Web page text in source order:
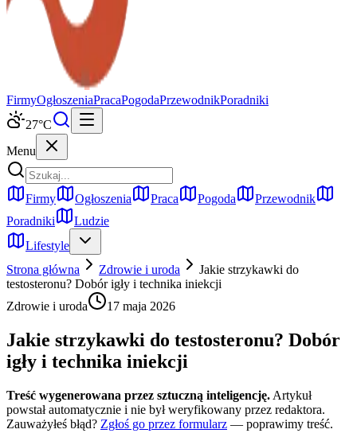
FirmyOgłoszeniaPracaPogodaPrzewodnikPoradniki
27°C
Menu
Firmy Ogłoszenia Praca Pogoda
Przewodnik
Poradniki
Ludzie
Lifestyle
Strona główna
Zdrowie i uroda
Jakie strzykawki do
testosteronu? Dobór igły i technika iniekcji
Zdrowie i uroda
17 maja 2026
Jakie strzykawki do testosteronu? Dobór
igły i technika iniekcji
Treść wygenerowana przez sztuczną inteligencję. Artykuł
powstał automatycznie i nie był weryfikowany przez redaktora.
Zauważyłeś błąd? Zgłoś go przez formularz — poprawimy treść.